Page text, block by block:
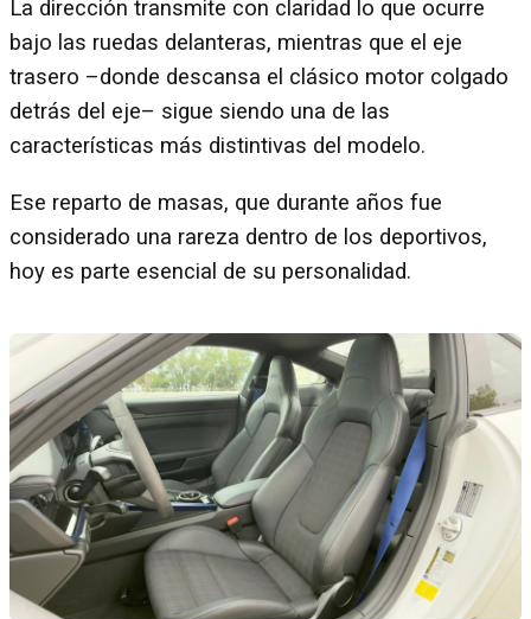
La dirección transmite con claridad lo que ocurre
bajo las ruedas delanteras, mientras que el eje
trasero –donde descansa el clásico motor colgado
detrás del eje– sigue siendo una de las
características más distintivas del modelo.
Ese reparto de masas, que durante años fue
considerado una rareza dentro de los deportivos,
hoy es parte esencial de su personalidad.